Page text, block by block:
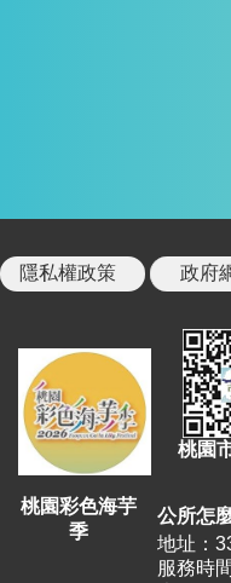
隱私權政策 政府
桃園彩色海芋
季
桃園
公所怎
地址：
服務時